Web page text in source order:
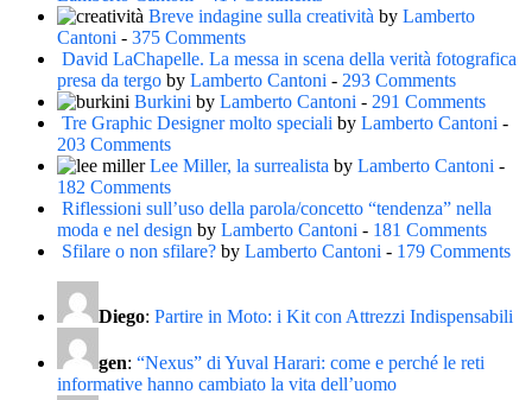
Breve indagine sulla creatività by Lamberto
Cantoni - 375 Comments
David LaChapelle. La messa in scena della verità fotografica
presa da tergo by Lamberto Cantoni - 293 Comments
Burkini by Lamberto Cantoni - 291 Comments
Tre Graphic Designer molto speciali by Lamberto Cantoni -
203 Comments
Lee Miller, la surrealista by Lamberto Cantoni -
182 Comments
Riflessioni sull’uso della parola/concetto “tendenza” nella
moda e nel design by Lamberto Cantoni - 181 Comments
Sfilare o non sfilare? by Lamberto Cantoni - 179 Comments
Diego: Partire in Moto: i Kit con Attrezzi Indispensabili
gen: “Nexus” di Yuval Harari: come e perché le reti
informative hanno cambiato la vita dell’uomo